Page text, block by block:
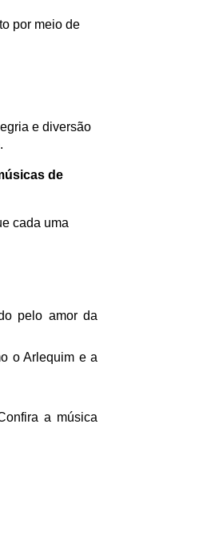
por meio de
e diversão
de
cada uma
pelo amor da
o Arlequim e a
a música